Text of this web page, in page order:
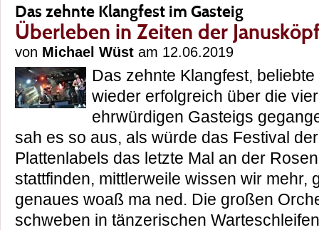
Das zehnte Klangfest im Gasteig
Überleben in Zeiten der
von Michael Wüst am 12.06.2019
Das zehnte Klangfest,
wieder erfolgreich über die
ehrwürdigen Gasteigs
sah es so aus, als würde das Festival
Plattenlabels das letzte Mal an der
stattfinden, mittlerweile wissen wir mehr,
genaues woaß ma ned. Die großen
schweben in tänzerischen